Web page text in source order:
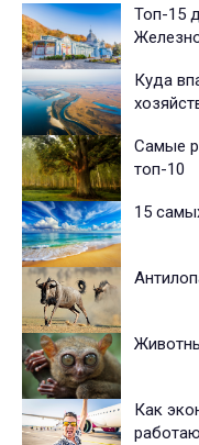
Топ-15
Куда
Самые
топ-10
15
Как